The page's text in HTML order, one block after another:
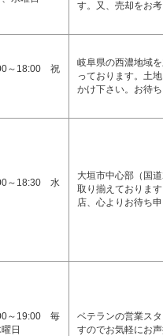
す。又、売却をお
～18:00 祝
岐阜県の西濃地域
っております。土
かけ下さい。お待
～18:30 水
大垣市中心部（国
取り揃えておりま
店、心よりお待ち
～19:00 毎
日
ベテランの営業ス
すのでお気軽にお